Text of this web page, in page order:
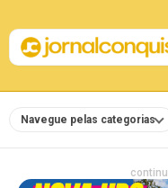
Navegue pelas categorias